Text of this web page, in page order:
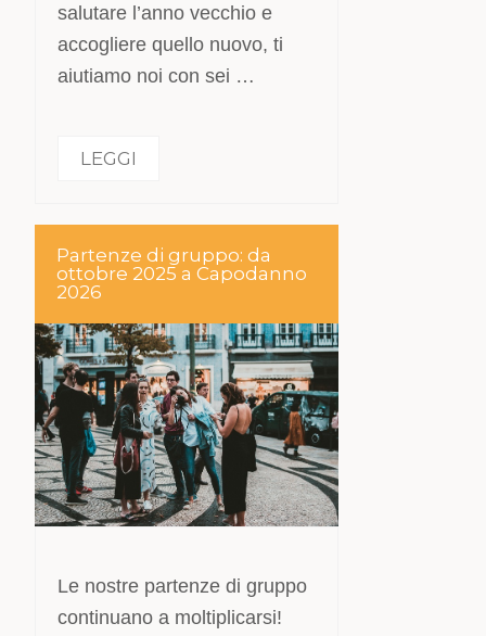
salutare l’anno vecchio e
accogliere quello nuovo, ti
aiutiamo noi con sei …
LEGGI
Partenze di gruppo: da
ottobre 2025 a Capodanno
2026
Le nostre partenze di gruppo
continuano a moltiplicarsi!